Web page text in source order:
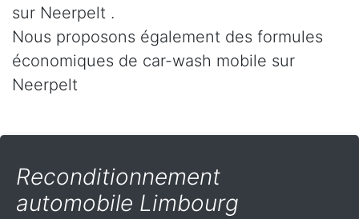
sur Neerpelt .
Nous proposons également des formules
économiques de car-wash mobile sur
Neerpelt
Reconditionnement
automobile Limbourg